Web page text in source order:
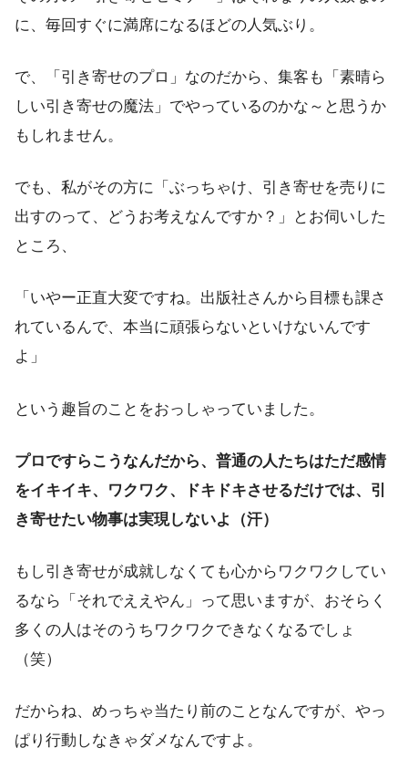
に、毎回すぐに満席になるほどの人気ぶり。
で、「引き寄せのプロ」なのだから、集客も「素晴ら
しい引き寄せの魔法」でやっているのかな～と思うか
もしれません。
でも、私がその方に「ぶっちゃけ、引き寄せを売りに
出すのって、どうお考えなんですか？」とお伺いした
ところ、
「いやー正直大変ですね。出版社さんから目標も課さ
れているんで、本当に頑張らないといけないんです
よ」
という趣旨のことをおっしゃっていました。
プロですらこうなんだから、普通の人たちはただ感情
をイキイキ、ワクワク、ドキドキさせるだけでは、引
き寄せたい物事は実現しないよ（汗）
もし引き寄せが成就しなくても心からワクワクしてい
るなら「それでええやん」って思いますが、おそらく
多くの人はそのうちワクワクできなくなるでしょ
（笑）
だからね、めっちゃ当たり前のことなんですが、やっ
ぱり行動しなきゃダメなんですよ。